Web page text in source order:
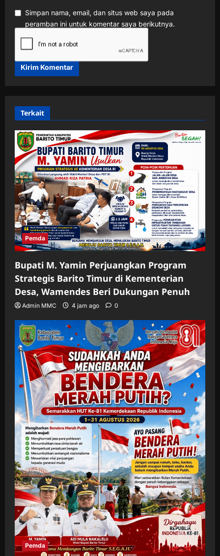
Simpan nama, email, dan situs web saya pada
peramban ini untuk komentar saya berikutnya.
Terkait
Pemda
Bupati M. Yamin Perjuangkan Program
Strategis Barito Timur di Kementerian
Desa, Wamendes Beri Dukungan Penuh
Admin MMC 4 jam ago 0
Pemda